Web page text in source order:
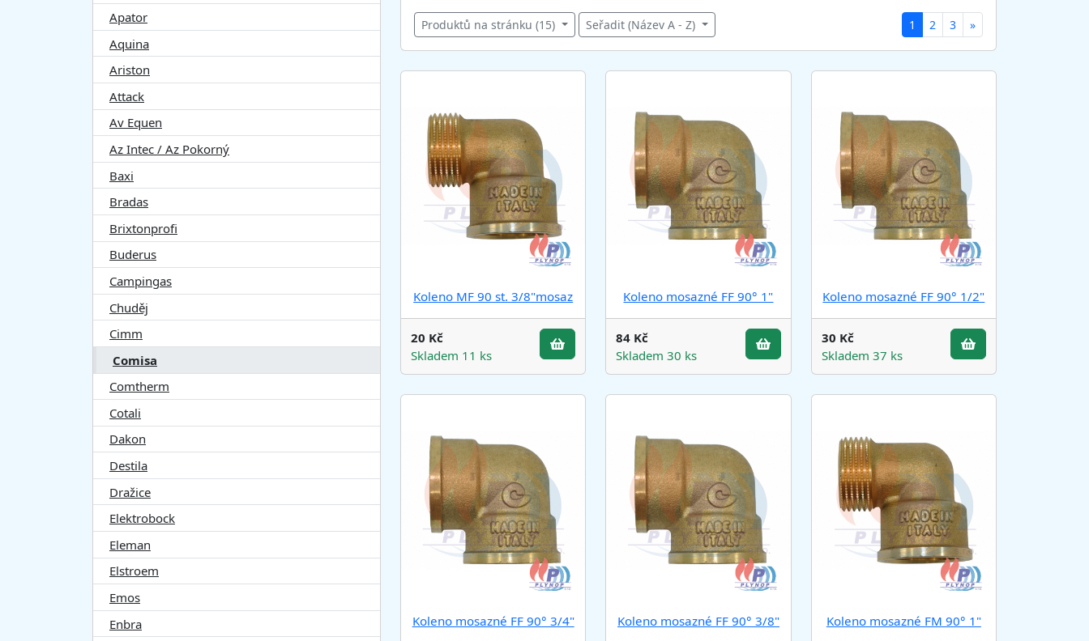
Apator
Aquina
Ariston
Attack
Av Equen
Az Intec / Az Pokorný
Baxi
Bradas
Brixtonprofi
Buderus
Campingas
Chuděj
Cimm
Comisa
Comtherm
Cotali
Dakon
Destila
Dražice
Elektrobock
Eleman
Elstroem
Emos
Enbra
Produktů na stránku (15) Seřadit (Název A - Z) 1
c
r
n
t
)
2 3 »
Koleno MF 90 st. 3/8"mosaz
20 Kč
Skladem 11 ks
Koleno mosazné FF 90° 1"
84 Kč
Skladem 30 ks
Koleno mosazné FF 90° 1/2"
30 Kč
Skladem 37 ks
Koleno mosazné FF 90° 3/4" Koleno mosazné FF 90° 3/8" Koleno mosazné FM 90° 1"